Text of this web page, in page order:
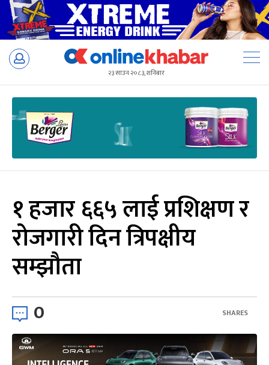
Skip
२३ साउन २०८३, शनिबार
१ हजार ६६५ लाई प्रशिक्षण र
रोजगारी दिन त्रिपक्षीय
सम्झौता
0 SHARES